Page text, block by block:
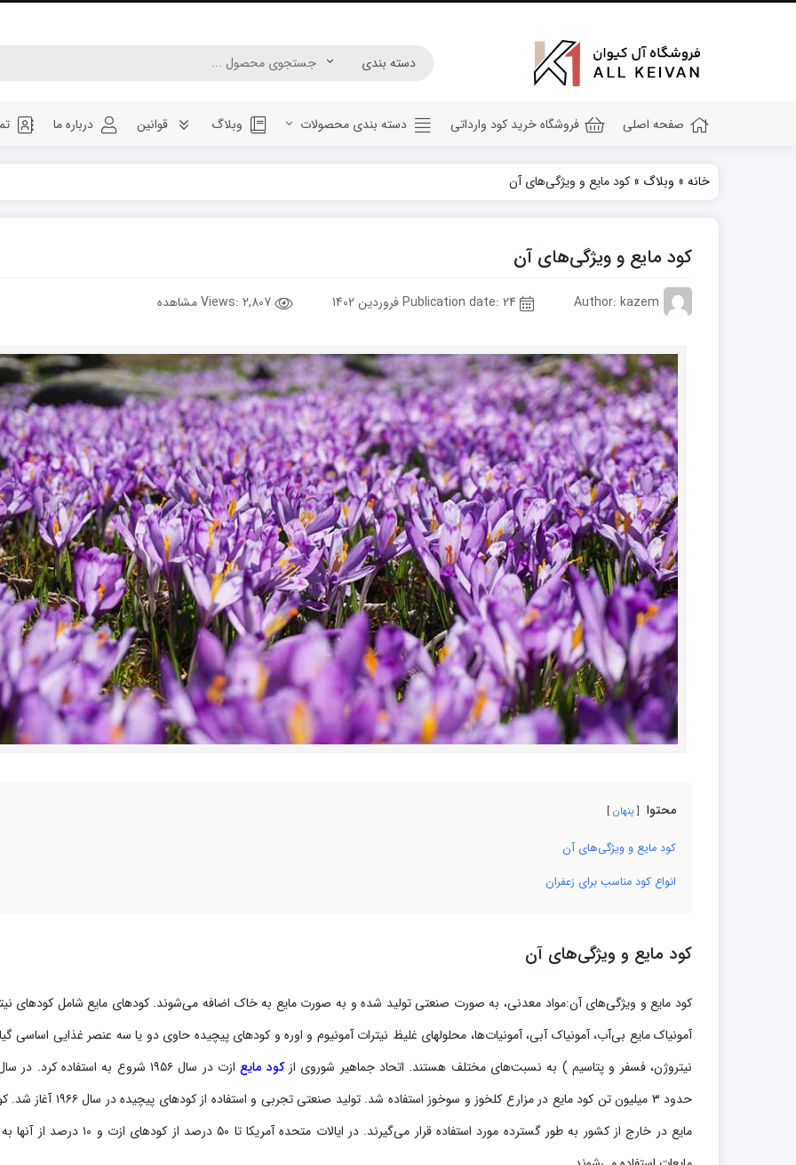
صفحه اصلی فروشگاه خرید کود وارداتی دسته بندی محصولات
کود کامل ۲۰ ۲۰ ۲۰
کود npk
کود آهن
کود فسفر بالا
کود گلدهی(کود ۱۲ ۱۲ ۳۶)
کود آمینو اسید
کود فروت ست
کود گیاهان آپارتمانی
وبلاگ قوانین درباره ما
خانه » وبلاگ » کود مایع و ویژگی‌های آن
کود مایع و ویژگی‌های آن
Author: kazem 2,807 مشاهده
محتوا پنهان
کود مایع و ویژگی‌های آن
انواع کود مناسب برای زعفران
کود مایع و ویژگی‌های آن
کود مایع و ویژگی‌های آن:مواد معدنی، به صورت صنعتی تولید شده و به صورت مایع به خاک اضافه می‌شوند. کودهای مایع شامل کودهای
آمونیاک مایع بی‌آب، آمونیاک آبی، آمونیات‌ها، محلولهای غلیظ نیترات آمونیوم و اوره و کودهای پیچیده حاوی دو یا سه عنصر غذایی اساسی
نیتروژن، فسفر و پتاسیم ) به نسبت‌های مختلف هستند. اتحاد جماهیر شوروی ازکود مایع
حدود ۳ میلیون تن کود مایع در مزارع کلخوز و سوخوز استفاده شد. تولید صنعتی تجربی و
مایع در خارج از کشور به طور گسترده مورد استفاده قرار می‌گیرند. در ایالات متحده آمریکا تا ۵۰ درصد